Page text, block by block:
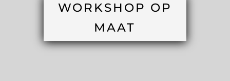
WORKSHOP OP
MAAT